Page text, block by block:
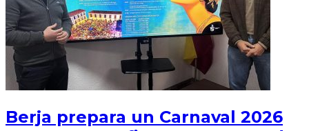
Berja prepara un Carnaval 2026